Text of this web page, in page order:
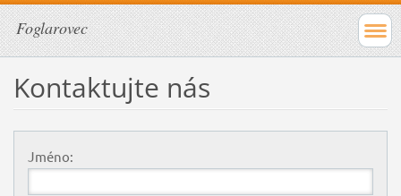
Foglarovec
Kontaktujte nás
Jméno: